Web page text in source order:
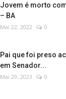
Jovem é morto
– BA
Mai 22, 2022 0
Pai que foi preso
em Senador...
Mai 29, 2023 0